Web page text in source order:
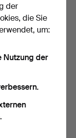
…
der
die Sie
um:
Nutzung der